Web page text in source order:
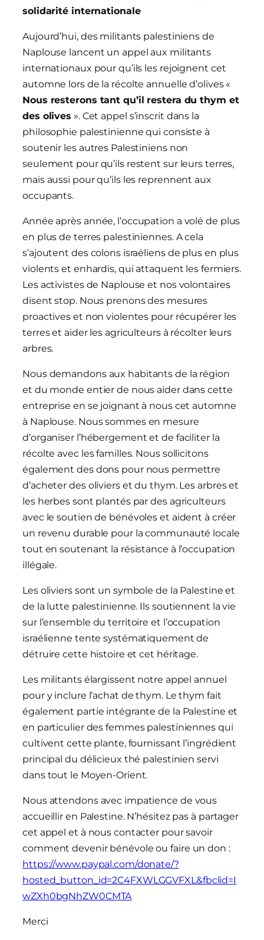
solidarité internationale
Aujourd’hui, des militants palestiniens de
Naplouse lancent un appel aux militants
internationaux pour qu’ils les rejoignent cet
automne lors de la récolte annuelle d’olives «
Nous resterons tant qu’il restera du thym et
des olives ». Cet appel s’inscrit dans la
philosophie palestinienne qui consiste à
soutenir les autres Palestiniens non
seulement pour qu’ils restent sur leurs terres,
mais aussi pour qu’ils les reprennent aux
occupants.
Année après année, l’occupation a volé de plus
en plus de terres palestiniennes. A cela
s’ajoutent des colons israéliens de plus en plus
violents et enhardis, qui attaquent les fermiers.
Les activistes de Naplouse et nos volontaires
disent stop. Nous prenons des mesures
proactives et non violentes pour récupérer les
terres et aider les agriculteurs à récolter leurs
arbres.
Nous demandons aux habitants de la région
et du monde entier de nous aider dans cette
entreprise en se joignant à nous cet automne
à Naplouse. Nous sommes en mesure
d’organiser l’hébergement et de faciliter la
récolte avec les familles. Nous sollicitons
également des dons pour nous permettre
d’acheter des oliviers et du thym. Les arbres et
les herbes sont plantés par des agriculteurs
avec le soutien de bénévoles et aident à créer
un revenu durable pour la communauté locale
tout en soutenant la résistance à l’occupation
illégale.
Les oliviers sont un symbole de la Palestine et
de la lutte palestinienne. Ils soutiennent la vie
sur l’ensemble du territoire et l’occupation
israélienne tente systématiquement de
détruire cette histoire et cet héritage.
Les militants élargissent notre appel annuel
pour y inclure l’achat de thym. Le thym fait
également partie intégrante de la Palestine et
en particulier des femmes palestiniennes qui
cultivent cette plante, fournissant l’ingrédient
principal du délicieux thé palestinien servi
dans tout le Moyen-Orient.
Nous attendons avec impatience de vous
accueillir en Palestine. N’hésitez pas à partager
cet appel et à nous contacter pour savoir
comment devenir bénévole ou faire un don :
https://www.paypal.com/donate/?
hosted_button_id=2C4FXWLGGVFXL&fbclid=I
wZXh0bgNhZW0CMTA
Merci